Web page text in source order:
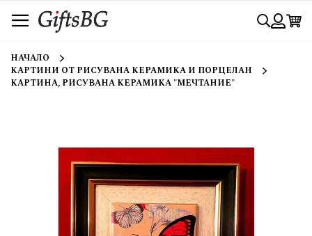
към
съдържанието
Търси
НАЧАЛО
КАРТИНИ ОТ РИСУВАНА КЕРАМИКА И ПОРЦЕЛАН
КАРТИНА, РИСУВАНА КЕРАМИКА "МЕЧТАНИЕ"